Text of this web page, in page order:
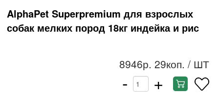
AlphaPet Superpremium для взрослых
собак мелких пород 18кг индейка и рис
8946р. 29коп. / ШТ
- +